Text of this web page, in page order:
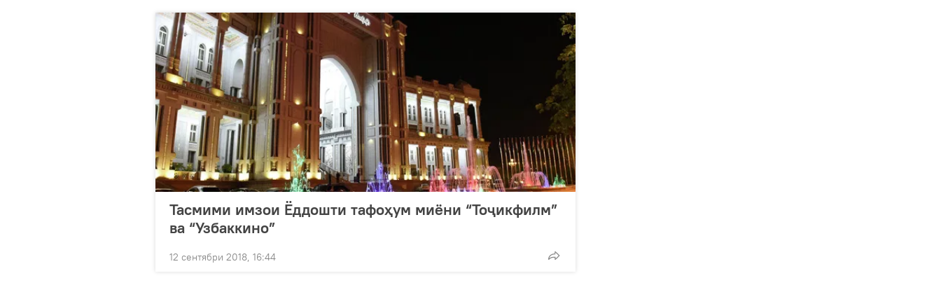
Тасмими имзои Ёддошти тафоҳум миёни “Тоҷикфилм”
ва “Узбаккино”
12 сентябри 2018, 16:44